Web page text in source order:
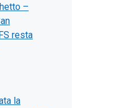
–
resta
la